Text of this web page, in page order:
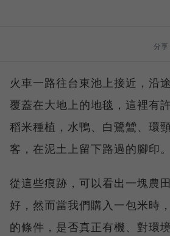
分享
火車一路往台東池上接近，沿
覆蓋在大地上的地毯，這裡有
稻米種植，水鴨、白鷺鷥、環
客，在泥土上留下路過的腳印。
從這些痕跡，可以看出一塊農
好，然而當我們購入一包米時
的條件，是否真正有機、對環